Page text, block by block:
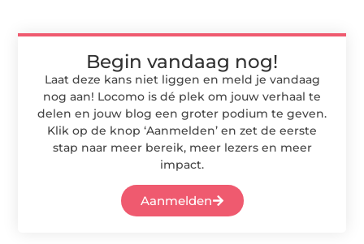
Begin vandaag nog!
Laat deze kans niet liggen en meld je vandaag
nog aan! Locomo is dé plek om jouw verhaal te
delen en jouw blog een groter podium te geven.
Klik op de knop ‘Aanmelden’ en zet de eerste
stap naar meer bereik, meer lezers en meer
impact.
Aanmelden